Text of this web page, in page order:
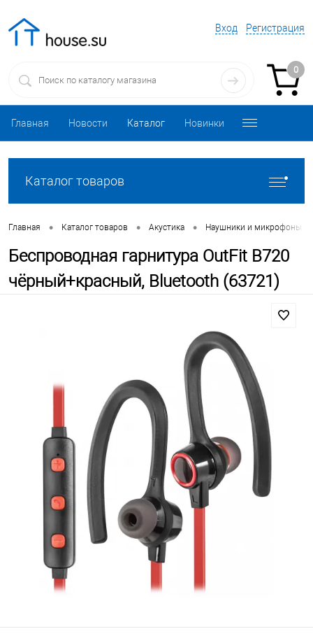
Вход Регистрация
0
Главная Новости Каталог Новинки
Каталог товаров
Главная • Каталог товаров • Акустика • Наушники и микрофоны
Беспроводная гарнитура OutFit B720
чёрный+красный, Bluetooth (63721)